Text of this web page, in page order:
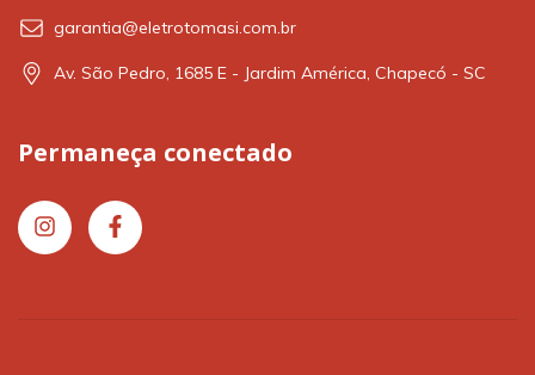
garantia@eletrotomasi.com.br
Av. São Pedro, 1685 E - Jardim América, Chapecó - SC
Permaneça conectado